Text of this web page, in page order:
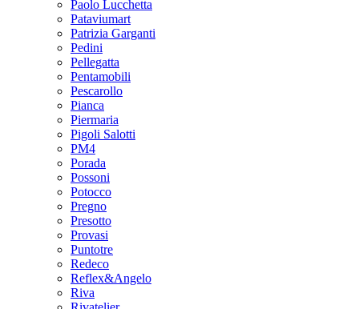
Paolo Lucchetta
Pataviumart
Patrizia Garganti
Pedini
Pellegatta
Pentamobili
Pescarollo
Pianca
Piermaria
Pigoli Salotti
PM4
Porada
Possoni
Potocco
Pregno
Presotto
Provasi
Puntotre
Redeco
Reflex&Angelo
Riva